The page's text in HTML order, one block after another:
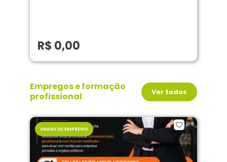
R$ 0,00
Empregos e formação
profissional
Ver todos
VAGAS DE EMPREGO